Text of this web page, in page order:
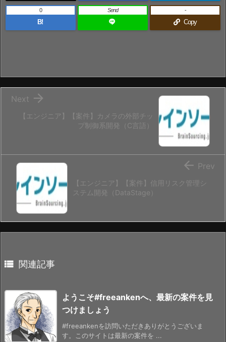
B!
0 Send
Copy
-
【エンジニア】【案件】カメラの外部チッ
プ制御系開発（C言語）

Next
【エンジニア】【案件】信用リスク管理シ
ステム開発（DataStage）
 Prev
 関連記事
ようこそ#freeankenへ、最新の案件を見
つけましょう
#freeankenを訪問いただきありがとうございま
す。このサイトは最新の案件を ...